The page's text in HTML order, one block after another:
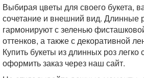
Выбирая цветы для своего букета,
сочетание и внешний вид. Длинные
гармонируют с зеленью
оттенков, а также с декоративной
Купить букеты из длинных роз
оформить заказ через наш сайт.